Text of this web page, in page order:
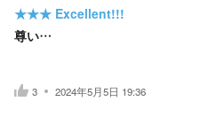
★★★ Excellent!!!
尊い…
3 2024年5月5日 19:36